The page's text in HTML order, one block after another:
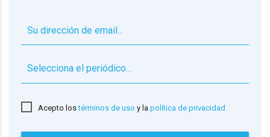
Acepto lostérminos de uso y lapolítica de privacidad